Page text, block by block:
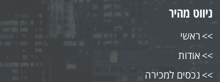
ניווט מהיר
ראשי
אודות
נכסים למכירה